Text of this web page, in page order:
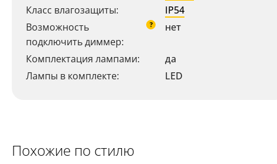
+7 (800) 775-63-32 - бесплатно по России
+7 (495) 255-03-21- бесплатная доставка
Класс влагозащиты:
IP54
Возможность
подключить диммер:
? нет
Комплектация лампами:
да
Лампы в комплекте:
LED
Похожие по стилю